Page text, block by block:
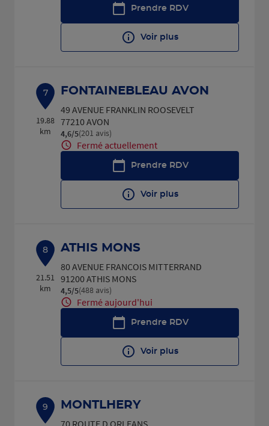
Prendre RDV
Voir plus
7
19.88
km
FONTAINEBLEAU AVON
49 AVENUE FRANKLIN ROOSEVELT
77210 AVON
4,6/5Note de 4.6 sur 5
(201 avis)
Fermé actuellement
Prendre RDV
Voir plus
8
21.51
km
ATHIS MONS
80 AVENUE FRANCOIS MITTERRAND
91200 ATHIS MONS
4,5/5Note de 4.5 sur 5
(488 avis)
Fermé aujourd'hui
Prendre RDV
Voir plus
9
MONTLHERY
70 ROUTE D ORLEANS